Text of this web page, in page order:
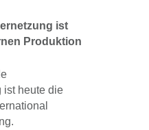
ist
Produktion
ist heute die